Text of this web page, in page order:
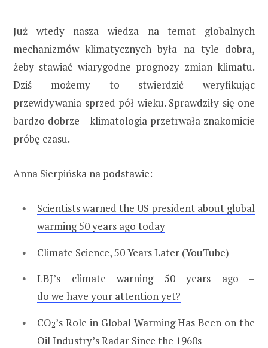
Już wtedy nasza wiedza na temat globalnych
mechanizmów klimatycznych była na tyle dobra,
żeby stawiać wiarygodne prognozy zmian klimatu.
Dziś możemy to stwierdzić weryfikując
przewidywania sprzed pół wieku. Sprawdziły się one
bardzo dobrze – klimatologia przetrwała znakomicie
próbę czasu.
Anna Sierpińska na podstawie:
Scientists warned the US president about global
warming 50 years ago today
Climate Science, 50 Years Later (YouTube)
LBJ’s climate warning 50 years ago –
do we have your attention yet?
CO2’s Role in Global Warming Has Been on the
Oil Industry’s Radar Since the 1960s